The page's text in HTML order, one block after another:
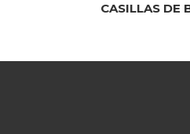
CASILLAS DE